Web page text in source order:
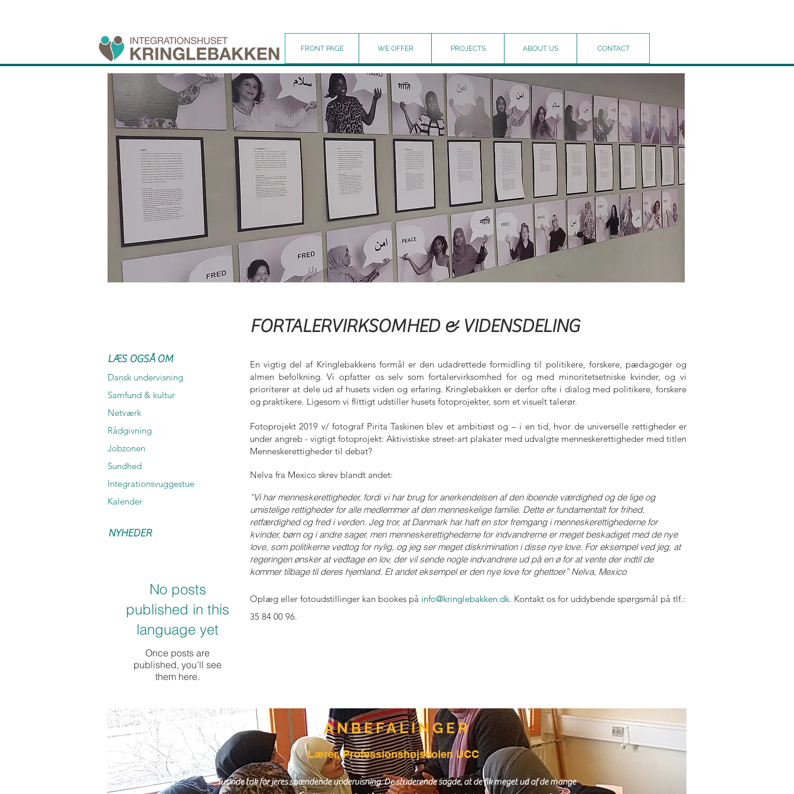
FRONT PAGE WE OFFER PROJECTS ABOUT US CONTACT
FORTALERVIRKSOMHED & VIDENSDELING
LÆS OGSÅ OM
Dansk undervisning
Samfund & kultur
Netværk
Rådgivning
Jobzonen
Sundhed
Integrationsvuggestue
Kalender
NYHEDER
No posts
published in this
language yet
Once posts are
published, you’ll see
them here.
En vigtig del af Kringlebakkens formål er den udadrettede formidling til politikere, forskere, pædagoger og
almen befolkning. Vi opfatter os selv som fortalervirksomhed for og med minoritetsetniske kvinder, og vi
prioriterer at dele ud af husets viden og erfaring. Kringlebakken er derfor ofte i dialog med politikere, forskere
og praktikere. Ligesom vi flittigt udstiller husets fotoprojekter, som et visuelt talerør.
Fotoprojekt 2019 v/ fotograf Pirita Taskinen blev et ambitiøst og – i en tid, hvor de universelle rettigheder er
under angreb - vigtigt fotoprojekt: Aktivistiske street-art plakater med udvalgte menneskerettigheder med titlen
Menneskerettigheder til debat?
Nelva fra Mexico skrev blandt andet:
”Vi har menneskerettigheder, fordi vi har brug for anerkendelsen af den iboende værdighed og de lige og
umistelige rettigheder for alle medlemmer af den menneskelige familie. Dette er fundamentalt for frihed,
retfærdighed og fred i verden. Jeg tror, at Danmark har haft en stor fremgang i menneskerettighederne for
kvinder, børn og i andre sager, men menneskerettighederne for indvandrerne er meget beskadiget med de nye
love, som politikerne vedtog for nylig, og jeg ser meget diskrimination i disse nye love. For eksempel ved jeg, at
regeringen ønsker at vedtage en lov, der vil sende nogle indvandrere ud på en ø for at vente der indtil de
kommer tilbage til deres hjemland. Et andet eksempel er den nye love for ghettoer” Nelva, Mexico
Oplæg eller fotoudstillinger kan bookes på info@kringlebakken.dk. Kontakt os for uddybende spørgsmål på tlf.:
35 84 00 96.
ANBEFALINGER
Lærer, Professionshøjskolen UCC
Tusinde tak for jeres spændende undervisning. De studerende sagde, at de fik meget ud af de mange